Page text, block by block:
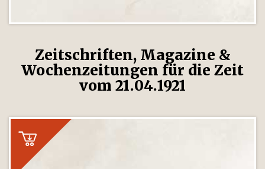
Zeitschriften, Magazine &
Wochenzeitungen für die Zeit
vom 21.04.1921